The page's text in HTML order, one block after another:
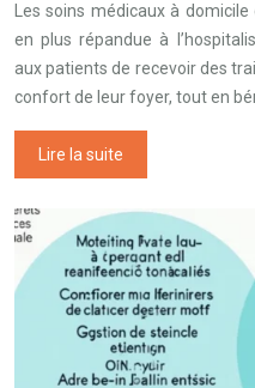
Les soins médicaux à
en plus répandue à
aux patients de recevoir des
confort de leur foyer, tout en
Lire la suite